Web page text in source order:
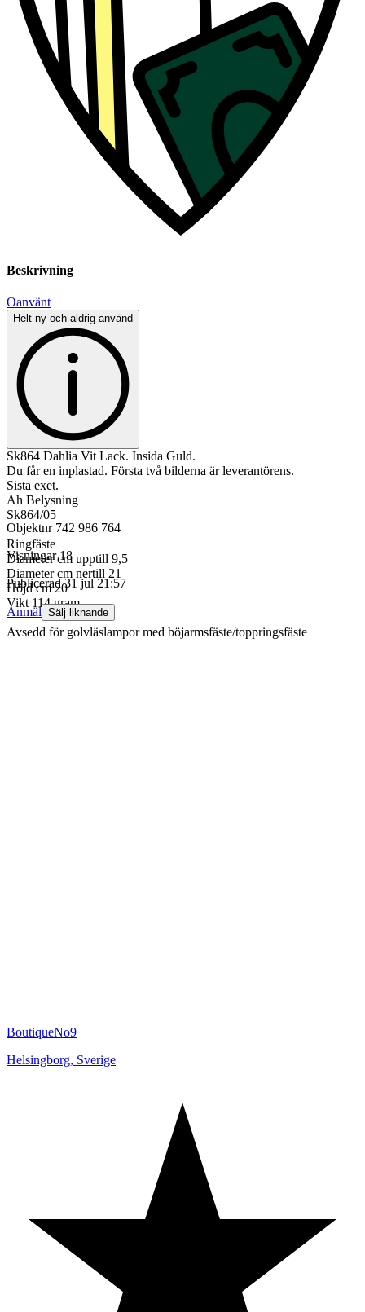
Beskrivning
Oanvänt
Helt ny och aldrig använd
Sk864 Dahlia Vit Lack. Insida Guld.
Du får en inplastad. Första två bilderna är leverantörens.
Sista exet.
Ah Belysning
Sk864/05
Ringfäste
Diameter cm upptill 9,5
Diameter cm nertill 21
Höjd cm 20
Vikt 114 gram
Avsedd för golvläslampor med böjarmsfäste/toppringsfäste
Objektnr 742 986 764
Visningar 18
Publicerad 31 jul 21:57
Anmäl Sälj liknande
BoutiqueNo9
Helsingborg, Sverige